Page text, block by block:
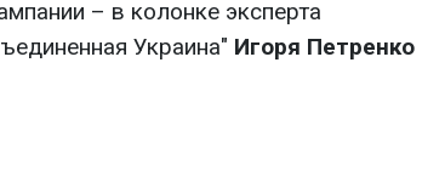
– в колонке эксперта
Украина" Игоря Петренко